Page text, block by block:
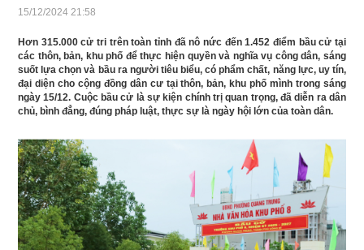
15/12/2024 21:58
Hơn 315.000 cử tri trên toàn tỉnh đã nô nức đến 1.452 điểm bầu cử tại
các thôn, bản, khu phố để thực hiện quyền và nghĩa vụ công dân, sáng
suốt lựa chọn và bầu ra người tiêu biểu, có phẩm chất, năng lực, uy tín,
đại diện cho cộng đồng dân cư tại thôn, bản, khu phố mình trong sáng
ngày 15/12. Cuộc bầu cử là sự kiện chính trị quan trọng, đã diễn ra dân
chủ, bình đẳng, đúng pháp luật, thực sự là ngày hội lớn của toàn dân.